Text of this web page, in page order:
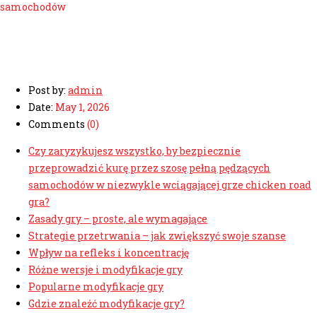
samochodów
Post by: admin
Date: May 1, 2026
Comments (0)
Czy zaryzykujesz wszystko, by bezpiecznie
przeprowadzić kurę przez szosę pełną pędzących
samochodów w niezwykle wciągającej grze chicken road
gra?
Zasady gry – proste, ale wymagające
Strategie przetrwania – jak zwiększyć swoje szanse
Wpływ na refleks i koncentrację
Różne wersje i modyfikacje gry
Popularne modyfikacje gry
Gdzie znaleźć modyfikacje gry?